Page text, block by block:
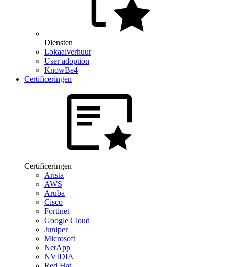
Diensten
Lokaalverhuur
User adoption
KnowBe4
Certificeringen
Certificeringen
Arista
AWS
Aruba
Cisco
Fortinet
Google Cloud
Juniper
Microsoft
NetApp
NVIDIA